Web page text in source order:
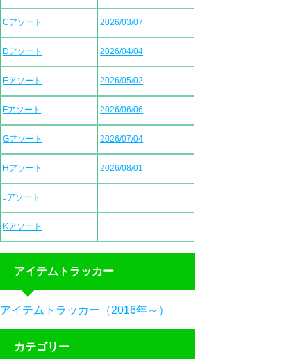
Cアソート 2026/03/07
Dアソート 2026/04/04
Eアソート 2026/05/02
Fアソート 2026/06/06
Gアソート 2026/07/04
Hアソート 2026/08/01
Jアソート
Kアソート
アイテムトラッカー
アイテムトラッカー（2016年～）
カテゴリー